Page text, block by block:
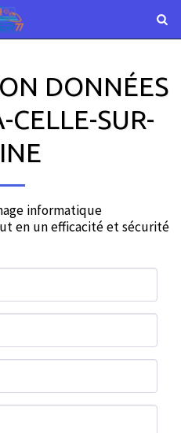
DONNÉES
SUR-
informatique
en un efficacité et sécurité